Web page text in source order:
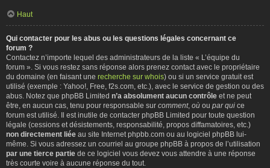
Haut
Qui contacter pour les abus ou les questions légales concernant ce
forum ?
Contactez n’importe lequel des administrateurs de la liste « L’équipe du
forum ». Si vous restez sans réponse alors prenez contact avec le propriétaire
du domaine (en faisant une recherche sur whois) ou si un service gratuit est
utilisé (exemple : Yahoo!, Free, f2s.com, etc.), avec le service de gestion ou des
abus. Notez que phpBB Limited n’a absolument aucun contrôle et ne peut
être, en aucun cas, tenu pour responsable sur comment, où ou par qui ce
forum est utilisé. Il est inutile de contacter phpBB Limited pour toute question
légale (cessions et désistements, responsabilité, propos diffamatoires, etc.)
non directement liée au site Internet phpbb.com ou au logiciel phpBB lui-
même. Si vous adressez un courriel au groupe phpBB à propos de l’utilisation
par une tierce partie de ce logiciel vous devez vous attendre à une réponse
très courte voire à aucune réponse du tout.